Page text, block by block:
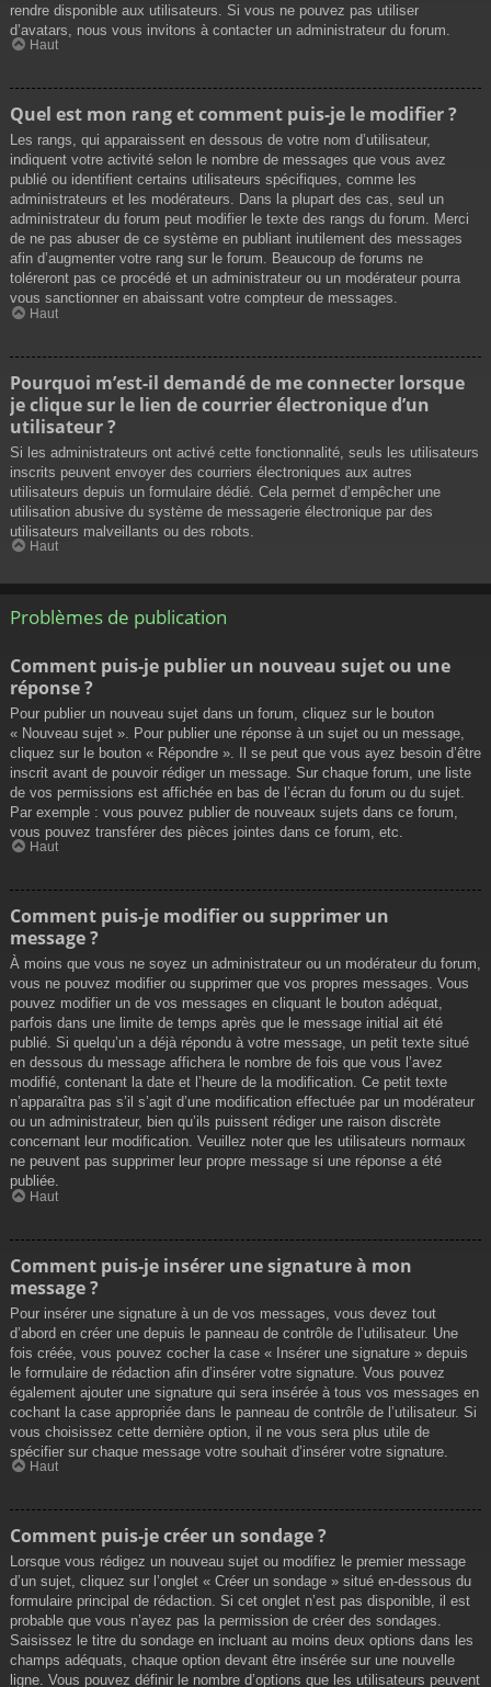
rendre disponible aux utilisateurs. Si vous ne pouvez pas utiliser
d’avatars, nous vous invitons à contacter un administrateur du forum.
Haut
Quel est mon rang et comment puis-je le modifier ?
Les rangs, qui apparaissent en dessous de votre nom d’utilisateur,
indiquent votre activité selon le nombre de messages que vous avez
publié ou identifient certains utilisateurs spécifiques, comme les
administrateurs et les modérateurs. Dans la plupart des cas, seul un
administrateur du forum peut modifier le texte des rangs du forum. Merci
de ne pas abuser de ce système en publiant inutilement des messages
afin d’augmenter votre rang sur le forum. Beaucoup de forums ne
toléreront pas ce procédé et un administrateur ou un modérateur pourra
vous sanctionner en abaissant votre compteur de messages.
Haut
Pourquoi m’est-il demandé de me connecter lorsque
je clique sur le lien de courrier électronique d’un
utilisateur ?
Si les administrateurs ont activé cette fonctionnalité, seuls les utilisateurs
inscrits peuvent envoyer des courriers électroniques aux autres
utilisateurs depuis un formulaire dédié. Cela permet d’empêcher une
utilisation abusive du système de messagerie électronique par des
utilisateurs malveillants ou des robots.
Haut
Problèmes de publication
Comment puis-je publier un nouveau sujet ou une
réponse ?
Pour publier un nouveau sujet dans un forum, cliquez sur le bouton
« Nouveau sujet ». Pour publier une réponse à un sujet ou un message,
cliquez sur le bouton « Répondre ». Il se peut que vous ayez besoin d’être
inscrit avant de pouvoir rédiger un message. Sur chaque forum, une liste
de vos permissions est affichée en bas de l’écran du forum ou du sujet.
Par exemple : vous pouvez publier de nouveaux sujets dans ce forum,
vous pouvez transférer des pièces jointes dans ce forum, etc.
Haut
Comment puis-je modifier ou supprimer un
message ?
À moins que vous ne soyez un administrateur ou un modérateur du forum,
vous ne pouvez modifier ou supprimer que vos propres messages. Vous
pouvez modifier un de vos messages en cliquant le bouton adéquat,
parfois dans une limite de temps après que le message initial ait été
publié. Si quelqu’un a déjà répondu à votre message, un petit texte situé
en dessous du message affichera le nombre de fois que vous l’avez
modifié, contenant la date et l’heure de la modification. Ce petit texte
n’apparaîtra pas s’il s’agit d’une modification effectuée par un modérateur
ou un administrateur, bien qu’ils puissent rédiger une raison discrète
concernant leur modification. Veuillez noter que les utilisateurs normaux
ne peuvent pas supprimer leur propre message si une réponse a été
publiée.
Haut
Comment puis-je insérer une signature à mon
message ?
Pour insérer une signature à un de vos messages, vous devez tout
d’abord en créer une depuis le panneau de contrôle de l’utilisateur. Une
fois créée, vous pouvez cocher la case « Insérer une signature » depuis
le formulaire de rédaction afin d’insérer votre signature. Vous pouvez
également ajouter une signature qui sera insérée à tous vos messages en
cochant la case appropriée dans le panneau de contrôle de l’utilisateur. Si
vous choisissez cette dernière option, il ne vous sera plus utile de
spécifier sur chaque message votre souhait d’insérer votre signature.
Haut
Comment puis-je créer un sondage ?
Lorsque vous rédigez un nouveau sujet ou modifiez le premier message
d’un sujet, cliquez sur l’onglet « Créer un sondage » situé en-dessous du
formulaire principal de rédaction. Si cet onglet n’est pas disponible, il est
probable que vous n’ayez pas la permission de créer des sondages.
Saisissez le titre du sondage en incluant au moins deux options dans les
champs adéquats, chaque option devant être insérée sur une nouvelle
ligne. Vous pouvez définir le nombre d’options que les utilisateurs peuvent